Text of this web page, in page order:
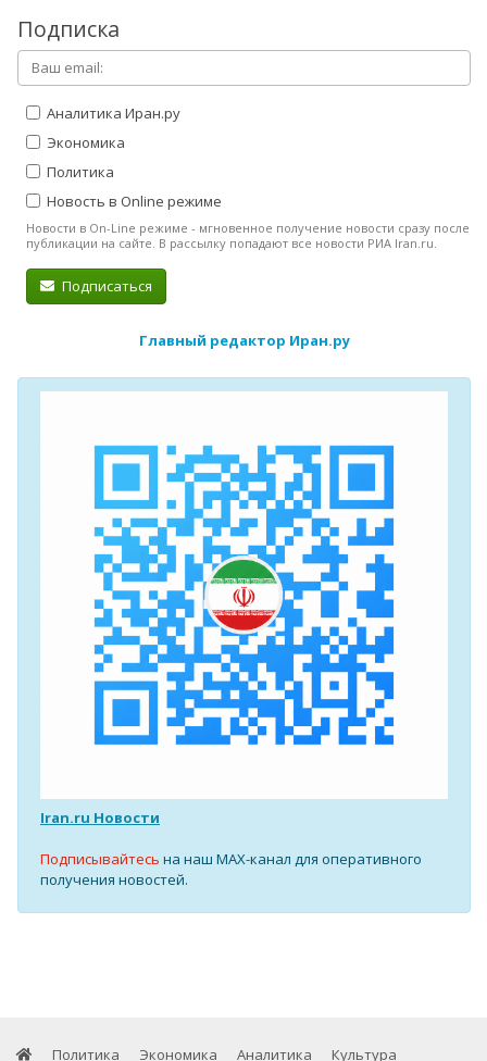
Подписка
Аналитика Иран.ру
Экономика
Политика
Новость в Online режиме
Новости в On-Line режиме - мгновенное получение новости сразу после
публикации на сайте. В рассылку попадают все новости РИА Iran.ru.
Подписаться
Главный редактор Иран.ру
Iran.ru Новости
Подписывайтесь на наш MAX-канал для оперативного
получения новостей.
Политика Экономика Аналитика Культура